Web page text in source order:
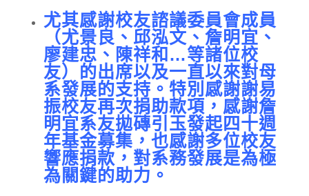
尤其感謝校友諮議委員會成員
（尤景良、邱泓文、詹明宜、
廖建忠、陳祥和…等諸位校
友）的出席以及一直以來對母
系發展的支持。特別感謝謝易
振校友再次捐助款項，感謝詹
明宜系友拋磚引玉發起四十週
年基金募集，也感謝多位校友
響應捐款，對系務發展是為極
為關鍵的助力。